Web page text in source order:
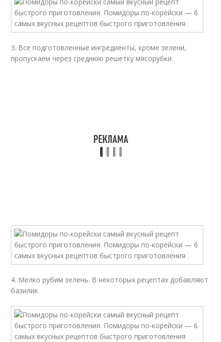
3. Все подготовленные ингредиенты, кроме зелени,
пропускаем через среднюю решетку мясорубки.
4. Мелко рубим зелень. В некоторых рецептах добавляют
базилик.